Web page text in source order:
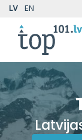
LV EN